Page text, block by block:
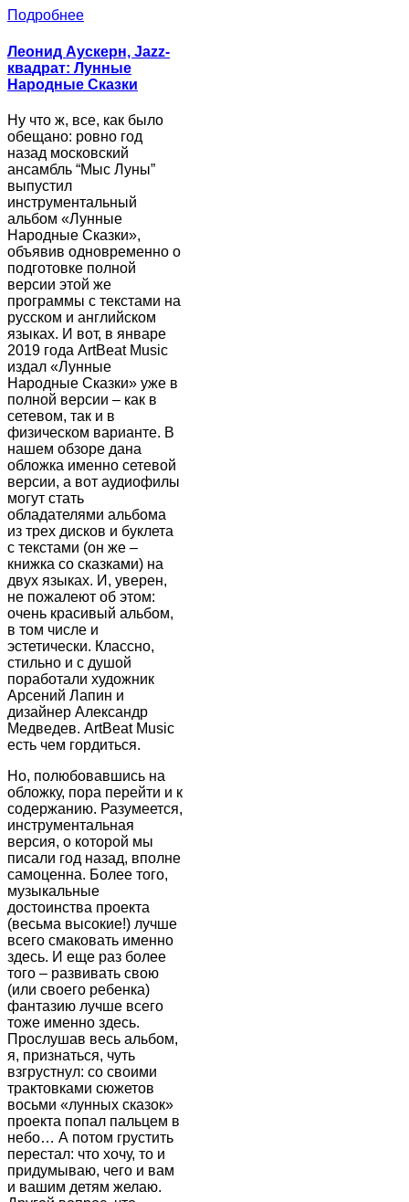
Подробнее
Леонид Аускерн, Jazz-
квадрат: Лунные
Народные Сказки
Ну что ж, все, как было
обещано: ровно год
назад московский
ансамбль “Мыс Луны”
выпустил
инструментальный
альбом «Лунные
Народные Сказки»,
объявив одновременно о
подготовке полной
версии этой же
программы с текстами на
русском и английском
языках. И вот, в январе
2019 года ArtBeat Music
издал «Лунные
Народные Сказки» уже в
полной версии – как в
сетевом, так и в
физическом варианте. В
нашем обзоре дана
обложка именно сетевой
версии, а вот аудиофилы
могут стать
обладателями альбома
из трех дисков и буклета
с текстами (он же –
книжка со сказками) на
двух языках. И, уверен,
не пожалеют об этом:
очень красивый альбом,
в том числе и
эстетически. Классно,
стильно и с душой
поработали художник
Арсений Лапин и
дизайнер Александр
Медведев. ArtBeat Music
есть чем гордиться.
Но, полюбовавшись на
обложку, пора перейти и к
содержанию. Разумеется,
инструментальная
версия, о которой мы
писали год назад, вполне
самоценна. Более того,
музыкальные
достоинства проекта
(весьма высокие!) лучше
всего смаковать именно
здесь. И еще раз более
того – развивать свою
(или своего ребенка)
фантазию лучше всего
тоже именно здесь.
Прослушав весь альбом,
я, признаться, чуть
взгрустнул: со своими
трактовками сюжетов
восьми «лунных сказок»
проекта попал пальцем в
небо… А потом грустить
перестал: что хочу, то и
придумываю, чего и вам
и вашим детям желаю.